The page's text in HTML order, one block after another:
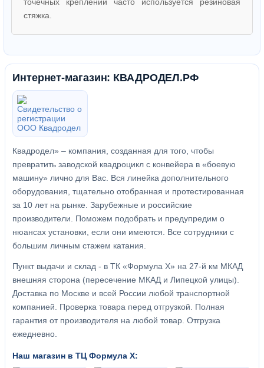
стяжка.
Интернет-магазин: КВАДРОДЕЛ.РФ
Квадродел» – компания, созданная для того, чтобы
превратить заводской квадроцикл с конвейера в «боевую
машину» лично для Вас. Вся линейка дополнительного
оборудования, тщательно отобранная и протестированная
за 10 лет на рынке. Зарубежные и российские
производители. Поможем подобрать и предупредим о
нюансах установки, если они имеются. Все сотрудники с
большим личным стажем катания.
Пункт выдачи и склад - в ТК «Формула X» на 27-й км МКАД
внешняя сторона (пересечение МКАД и Липецкой улицы).
Доставка по Москве и всей России любой транспортной
компанией. Проверка товара перед отгрузкой. Полная
гарантия от производителя на любой товар. Отгрузка
ежедневно.
Наш магазин в ТЦ Формула Х: